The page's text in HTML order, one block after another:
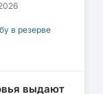
в резерве
выдают